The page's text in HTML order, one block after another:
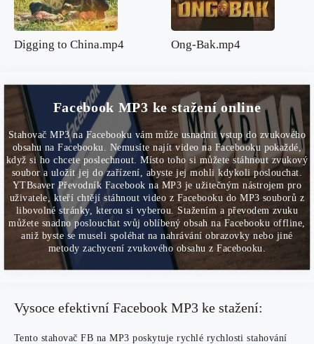
Digging to China.mp4 Ong-Bak.mp4
Facebook MP3 ke stažení online
Stahovač MP3 na Facebooku vám může usnadnit vstup do zvukového
obsahu na Facebooku. Nemusíte najít video na Facebooku pokaždé,
když si ho chcete poslechnout. Místo toho si můžete stáhnout zvukový
soubor a uložit jej do zařízení, abyste jej mohli kdykoli poslouchat.
YTBsaver Převodník Facebook na MP3 je užitečným nástrojem pro
uživatele, kteří chtějí stáhnout video z Facebooku do MP3 souborů z
libovolné stránky, kterou si vyberou. Stažením a převodem zvuku
můžete snadno poslouchat svůj oblíbený obsah na Facebooku offline,
aniž byste se museli spoléhat na nahrávání obrazovky nebo jiné
metody zachycení zvukového obsahu z Facebooku.
Vysoce efektivní Facebook MP3 ke stažení:
Tento stahovač FB na MP3 poskytuje rychlé rychlosti stahování